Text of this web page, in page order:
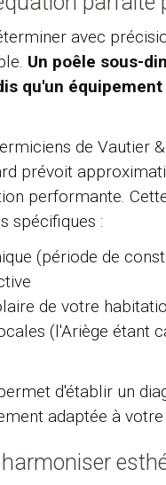
avec
Un poêle sous-
qu'un
de Vautier
prévoit
performante.
spécifiques :
(période de
de votre
(l'Ariège étant
d'établir un
adaptée à